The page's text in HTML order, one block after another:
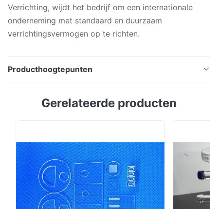
Verrichting, wijdt het bedrijf om een internationale
onderneming met standaard en duurzaam
verrichtingsvermogen op te richten.
Producthoogtepunten
kurkverbinding van het kwartsmalen Materiële
temperatuur 1100℃) 4. Opgepoetste vlam 5. Zure en
alkaliweerstand Verdere verwerking: Vlam het
oppoetsen/optisch het ...
Gerelateerde producten